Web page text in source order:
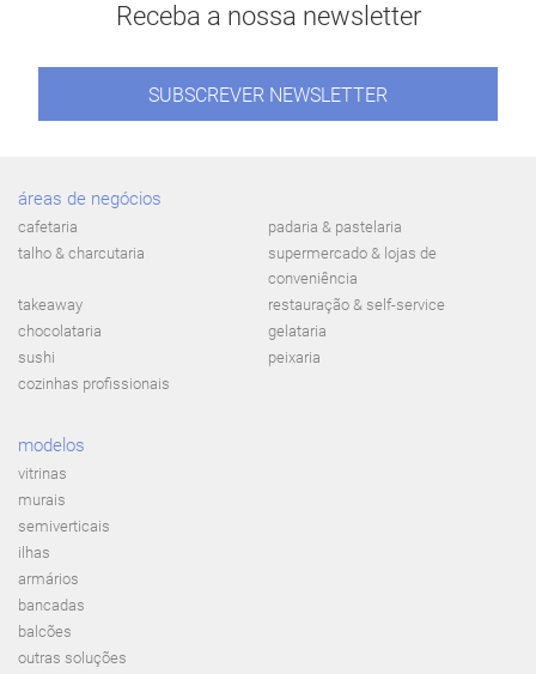
Receba a nossa newsletter
SUBSCREVER NEWSLETTER
áreas de negócios
cafetaria
padaria & pastelaria
talho & charcutaria
supermercado & lojas de
conveniência
takeaway
restauração & self-service
chocolataria
gelataria
sushi
peixaria
cozinhas profissionais
modelos
vitrinas
murais
semiverticais
ilhas
armários
bancadas
balcões
outras soluções